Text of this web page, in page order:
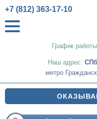
График
+7 (812) 363-17-10
Наш адрес: СПб
метро